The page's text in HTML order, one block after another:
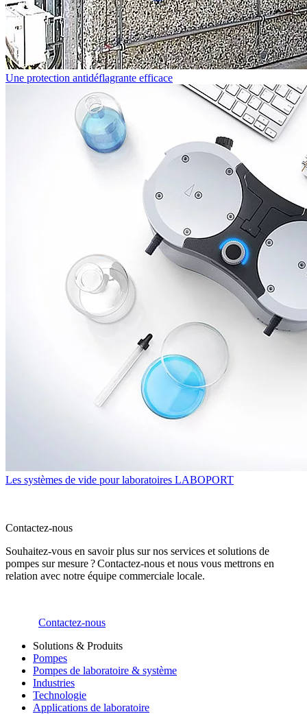
Une protection antidéflagrante efficace
Les systèmes de vide pour laboratoires LABOPORT
Contactez-nous
Souhaitez-vous en savoir plus sur nos services et solutions de
pompes sur mesure ? Contactez-nous et nous vous mettrons en
relation avec notre équipe commerciale locale.
Contactez-nous
Solutions & Produits
Pompes
Pompes de laboratoire & système
Industries
Technologie
Applications de laboratoire